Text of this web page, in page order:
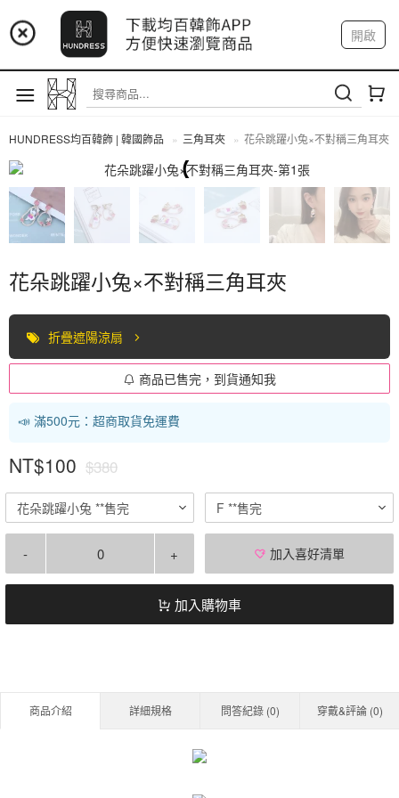
📢 市集預告：9/4-9/6 淡水捷運站
📢 市集預告：9/12-9/13 八里海巡基地
📢 市集預告：8/22-8/23 桃園青埔置地廣場
開啟
註冊 我的帳戶
HUNDRESS均百韓飾 | 韓國飾品 三角耳夾 花朵跳躍小兔×不對稱三角耳夾
花朵跳躍小兔×不對稱三角耳夾
折疊遮陽涼扇
商品已售完，到貨通知我
📣 滿500元：超商取貨免運費
NT$100 $380
花朵跳躍小兔 **售完 F **售完
- + 加入喜好清單
加入購物車
商品介紹 詳細規格 問答紀錄 (0) 穿戴&評論 (0)